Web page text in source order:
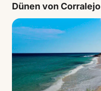
Dünen von Corralejo